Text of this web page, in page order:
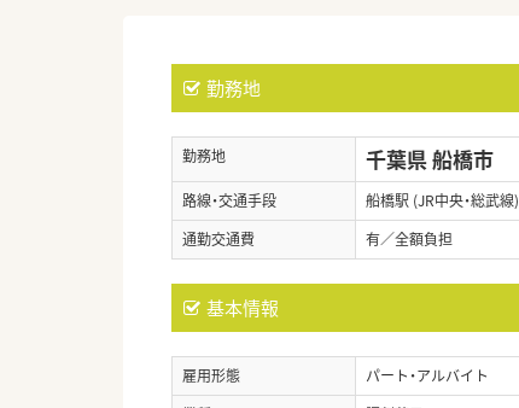
勤務地
勤務地 千葉県 船橋市
路線・交通手段
船橋駅 (JR中央・総武線)
通勤交通費
有／全額負担
基本情報
雇用形態
パート・アルバイト